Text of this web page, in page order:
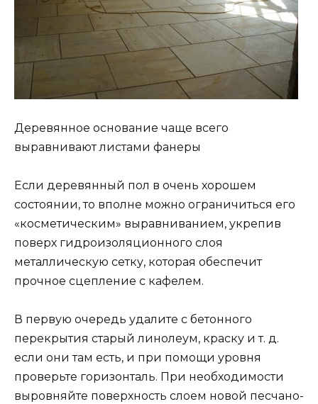
Деревянное основание чаще всего
выравнивают листами фанеры
Если деревянный пол в очень хорошем
состоянии, то вполне можно ограничиться его
«косметическим» выравниванием, укрепив
поверх гидроизоляционного слоя
металлическую сетку, которая обеспечит
прочное сцепление с кафелем.
В первую очередь удалите с бетонного
перекрытия старый линолеум, краску и т. д.
если они там есть, и при помощи уровня
проверьте горизонталь. При необходимости
выровняйте поверхность слоем новой песчано-